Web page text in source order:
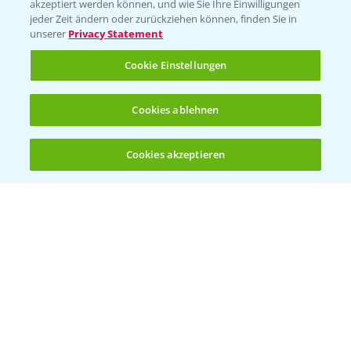
(noch 4)
Hilfe in Notfällen
T.+49 (0)214/30-20220
Folgen Sie uns
akzeptiert werden können, und wie Sie Ihre Einwilligungen
jeder Zeit ändern oder zurückziehen können, finden Sie in
unserer Privacy Statement
Cookie Einstellungen
Cookies ablehnen
Cookies akzeptieren